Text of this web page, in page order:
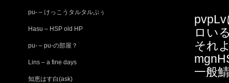
ロい
それ
一般
pu- – けっこうタルタルぷぅ
Hasu – HSP old HP
pu- – pu-の部屋？
Lins – a fine days
知恵はす白(ask)